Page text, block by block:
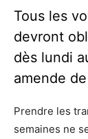
Tous les
devront
dès lundi
amende
Prendre les
semaines ne